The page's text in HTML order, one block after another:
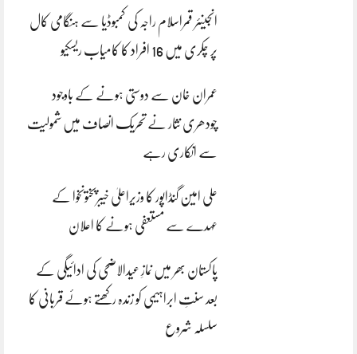
انجینئر قمراسلام راجہ کی کمبوڈیا سے ہنگامی کال
پر چکری میں 16 افراد کا کامیاب ریسکیو
عمران خان سے دوستی ہونے کے باوجود
چودھری نثار نے تحریک انصاف میں شمولیت
سے انکاری رہے
علی امین گنڈاپور کا وزیراعلیٰ خیبرپختونخوا کے
عہدے سے مستعفی ہونے کا اعلان
پاکستان بھر میں نمازِ عیدالاضحی کی ادائیگی کے
بعد سنتِ ابراہیمی کو زندہ رکھتے ہوئے قربانی کا
سلسلہ شروع